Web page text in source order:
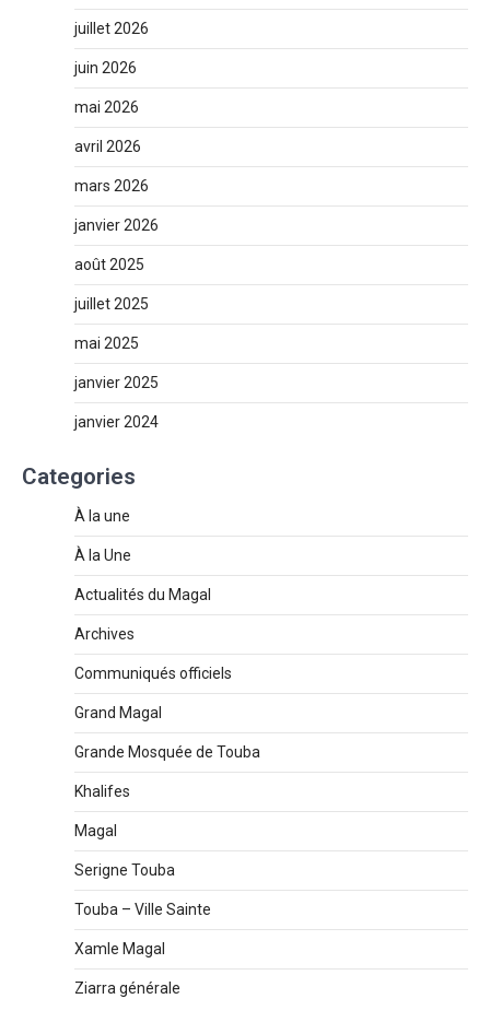
juillet 2026
juin 2026
mai 2026
avril 2026
mars 2026
janvier 2026
août 2025
juillet 2025
mai 2025
janvier 2025
janvier 2024
Categories
À la une
À la Une
Actualités du Magal
Archives
Communiqués officiels
Grand Magal
Grande Mosquée de Touba
Khalifes
Magal
Serigne Touba
Touba – Ville Sainte
Xamle Magal
Ziarra générale